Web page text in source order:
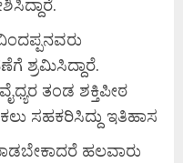
ಶ್ರಮಿಸಿದ್ದಾರೆ.
ತಂಡ ಶಕ್ತಿಪೀಠ
ಸಹಕರಿಸಿದ್ದು ಇತಿಹಾಸ
ಹಲವಾರು